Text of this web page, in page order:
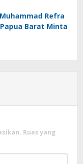
Refra
Barat Minta
Ruas yang